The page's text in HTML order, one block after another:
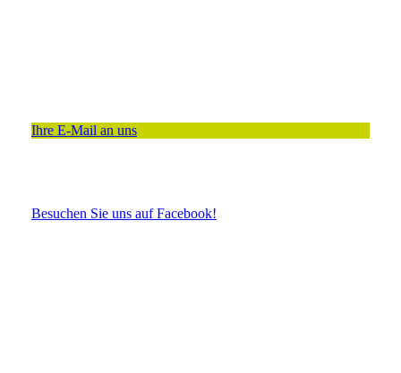
Ihre E-Mail an uns
Besuchen Sie uns auf Facebook!